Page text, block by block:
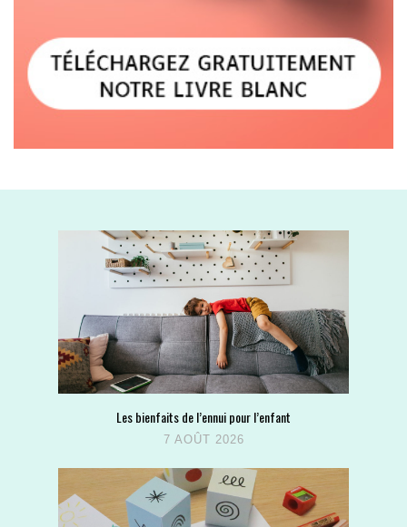
Les bienfaits de l’ennui pour l’enfant
7 AOÛT 2026